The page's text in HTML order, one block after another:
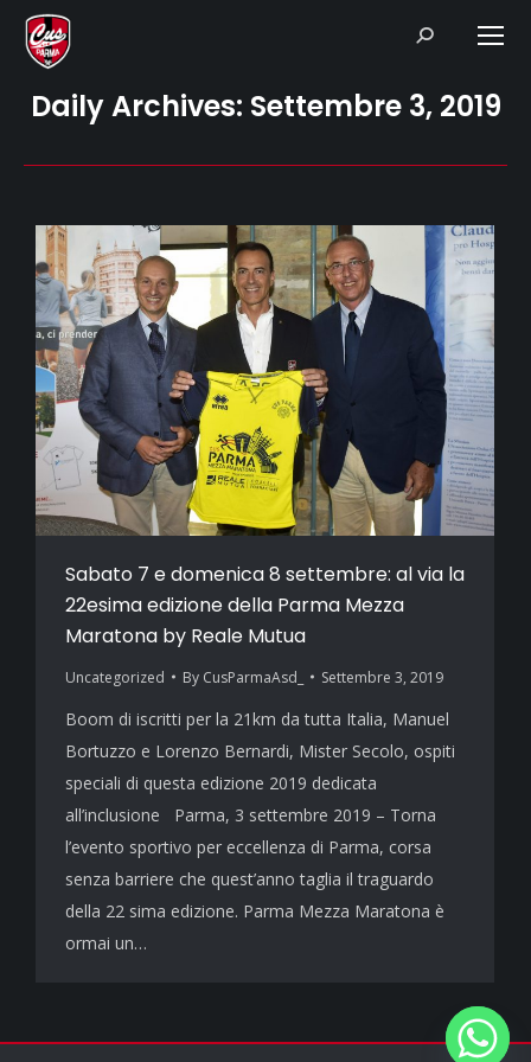
Search:
Daily Archives: Settembre 3, 2019
Sabato 7 e domenica 8 settembre: al via la
22esima edizione della Parma Mezza
Maratona by Reale Mutua
Uncategorized By CusParmaAsd_ Settembre 3, 2019
Boom di iscritti per la 21km da tutta Italia, Manuel
Bortuzzo e Lorenzo Bernardi, Mister Secolo, ospiti
speciali di questa edizione 2019 dedicata
all’inclusione Parma, 3 settembre 2019 – Torna
l’evento sportivo per eccellenza di Parma, corsa
senza barriere che quest’anno taglia il traguardo
della 22 sima edizione. Parma Mezza Maratona è
ormai un…